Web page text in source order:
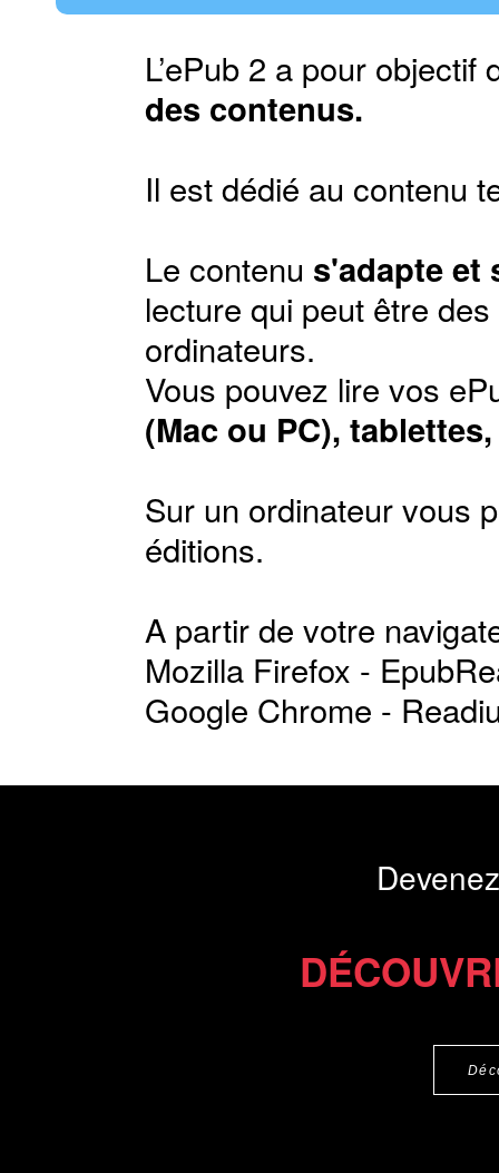
L’ePub 2 a pour
des contenus.
Il est dédié au contenu
Le contenu s'adapte et
lecture qui peut être
ordinateurs.
Vous pouvez lire vos
(Mac ou PC),
Sur un ordinateur vous
éditions.
A partir de votre
Mozilla Firefox -
Google Chrome -